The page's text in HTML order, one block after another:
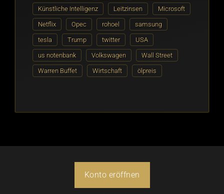
Künstliche Intelligenz Leitzinsen Microsoft
Netflix Opec rohoel samsung
tesla Trump twitter USA
us notenbank Volkswagen Wall Street
Warren Buffet Wirtschaft ölpreis
Konto eröffnen